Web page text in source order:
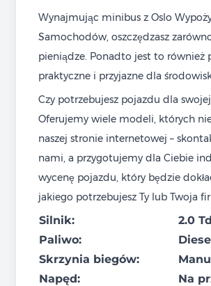
Wynajmując minibus z Oslo
Samochodów, oszczędzasz
pieniądze. Ponadto jest to również
praktyczne i przyjazne dla
Czy potrzebujesz pojazdu dla
Oferujemy wiele modeli, których
naszej stronie internetowej –
nami, a przygotujemy dla Ciebie
wycenę pojazdu, który będzie
jakiego potrzebujesz Ty lub Twoja
Silnik:
2.0
Paliwo:
Skrzynia biegów:
Napęd:
Na